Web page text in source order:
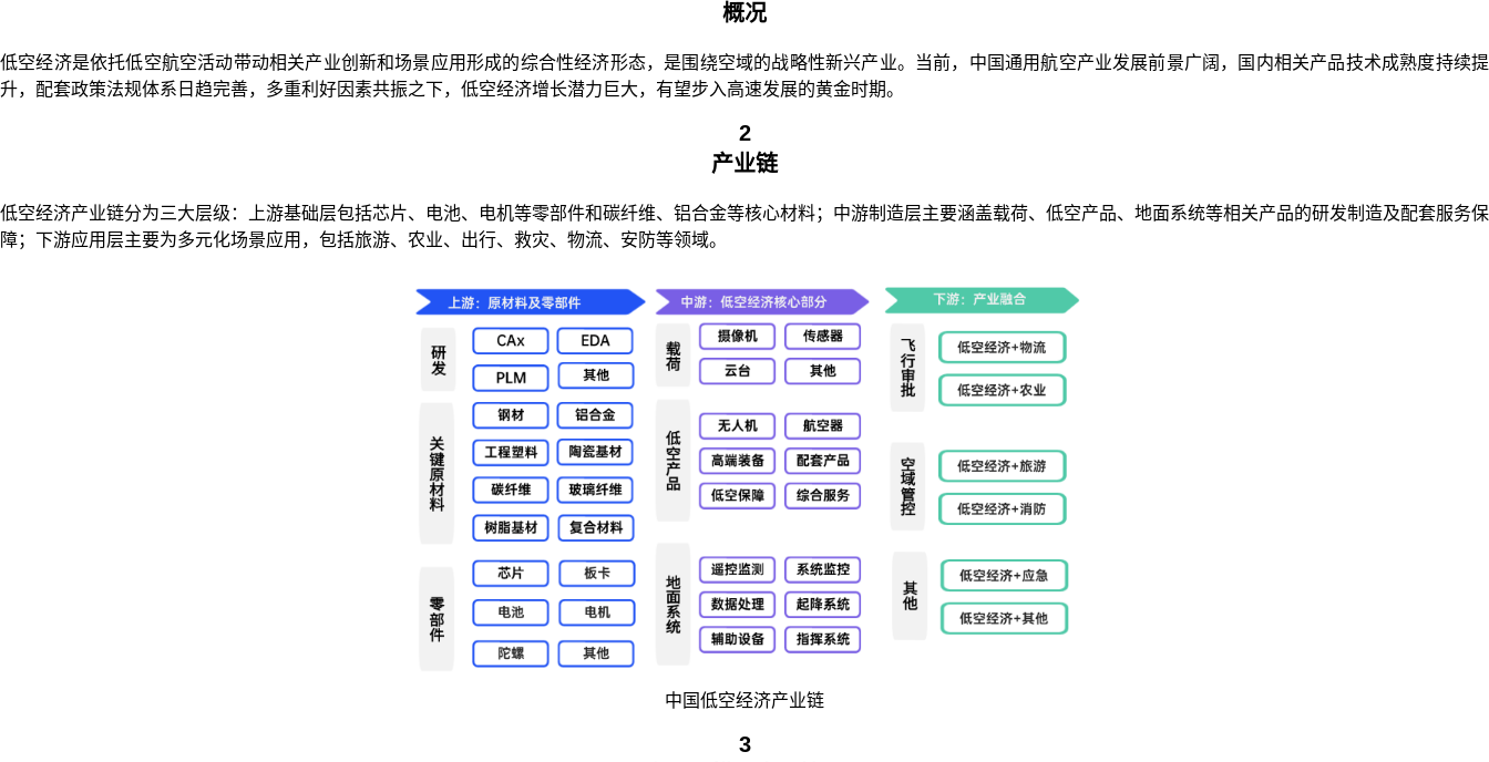
概况
低空经济是依托低空航空活动带动相关产业创新和场景应用形成的综合性经济形态，是围绕空域的战略性新兴产业。当前，中国通用航空产业发展前景广阔，国内相关产品技术成熟度持续提
升，配套政策法规体系日趋完善，多重利好因素共振之下，低空经济增长潜力巨大，有望步入高速发展的黄金时期。
2
产业链
低空经济产业链分为三大层级：上游基础层包括芯片、电池、电机等零部件和碳纤维、铝合金等核心材料；中游制造层主要涵盖载荷、低空产品、地面系统等相关产品的研发制造及配套服务保
障；下游应用层主要为多元化场景应用，包括旅游、农业、出行、救灾、物流、安防等领域。
中国低空经济产业链
3